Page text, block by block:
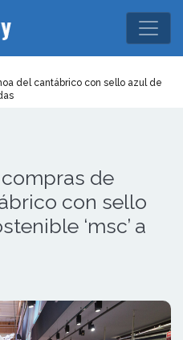
del cantábrico con sello azul de
de
con sello
‘msc’ a